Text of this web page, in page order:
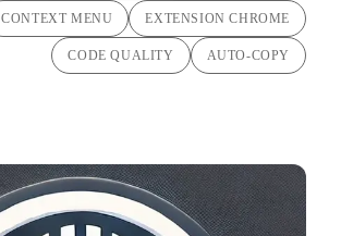
EXTENSION CHROME
CONTEXT MENU
AUTO-COPY
CODE QUALITY